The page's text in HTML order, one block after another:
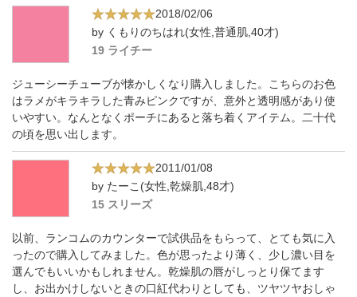
2018/02/06
by くもりのちはれ(女性,普通肌,40才)
19 ライチー
ジューシーチューブが懐かしくなり購入しました。こちらのお色
はラメがキラキラした青みピンクですが、意外と透明感があり使
いやすい。なんとなくポーチにあると落ち着くアイテム。二十代
の頃を思い出します。
2011/01/08
by たーこ(女性,乾燥肌,48才)
15 スリーズ
以前、ランコムのカウンターで試供品をもらって、とても気に入
ったので購入してみました。色が思ったより薄く、少し濃い目を
選んでもいいかもしれません。乾燥肌の唇がしっとり保てます
し、お出かけしないときの口紅代わりとしても、ツヤツヤおしゃ